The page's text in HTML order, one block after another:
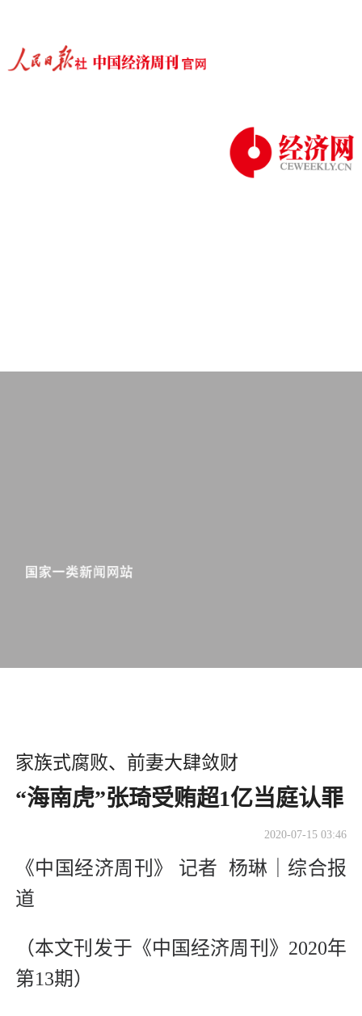
家族式腐败、前妻大肆敛财
“海南虎”张琦受贿超1亿当庭认罪
2020-07-15 03:46
《中国经济周刊》 记者 杨琳｜综合报
道
（本文刊发于《中国经济周刊》2020年
第13期）